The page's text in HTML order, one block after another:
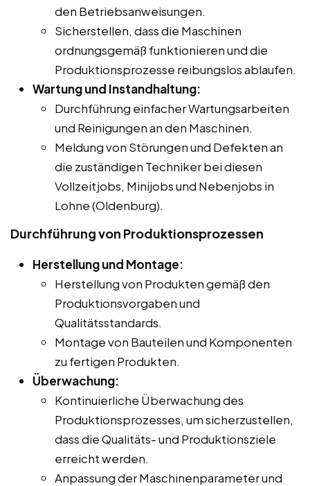
den Betriebsanweisungen.
Sicherstellen, dass die Maschinen
ordnungsgemäß funktionieren und die
Produktionsprozesse reibungslos ablaufen.
Wartung und Instandhaltung:
Durchführung einfacher Wartungsarbeiten
und Reinigungen an den Maschinen.
Meldung von Störungen und Defekten an
die zuständigen Techniker bei diesen
Vollzeitjobs, Minijobs und Nebenjobs in
Lohne (Oldenburg).
Durchführung von Produktionsprozessen
Herstellung und Montage:
Herstellung von Produkten gemäß den
Produktionsvorgaben und
Qualitätsstandards.
Montage von Bauteilen und Komponenten
zu fertigen Produkten.
Überwachung:
Kontinuierliche Überwachung des
Produktionsprozesses, um sicherzustellen,
dass die Qualitäts- und Produktionsziele
erreicht werden.
Anpassung der Maschinenparameter und